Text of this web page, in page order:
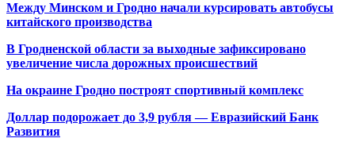
Между Минском и Гродно начали курсировать автобусы
китайского производства
В Гродненской области за выходные зафиксировано
увеличение числа дорожных происшествий
На окраине Гродно построят спортивный комплекс
Доллар подорожает до 3,9 рубля — Евразийский Банк
Развития